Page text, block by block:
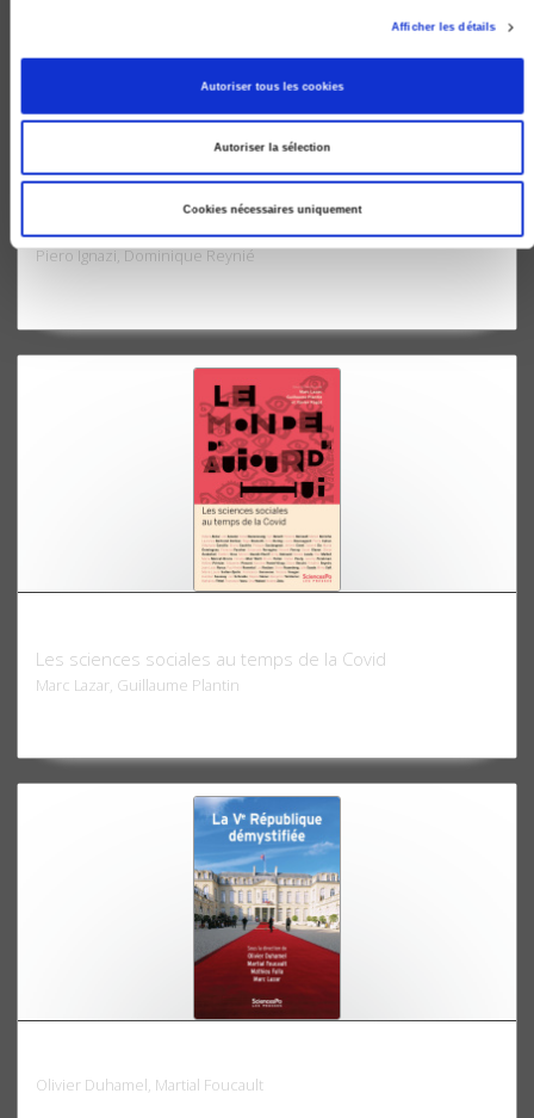
Afficher les détails
Autoriser tous les cookies
Autoriser la sélection
Cookies nécessaires uniquement
Pour Pascal Perrineau
Piero Ignazi, Dominique Reynié
Les sciences sociales au temps de la Covid
Marc Lazar, Guillaume Plantin
Olivier Duhamel, Martial Foucault